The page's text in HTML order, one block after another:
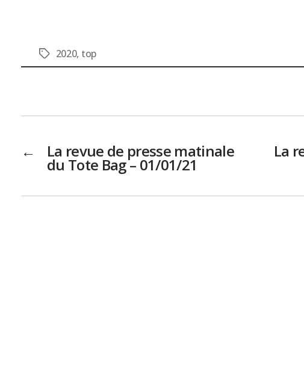
Étiquettes
2020, top
← La revue de presse matinale
du Tote Bag – 01/01/21
La